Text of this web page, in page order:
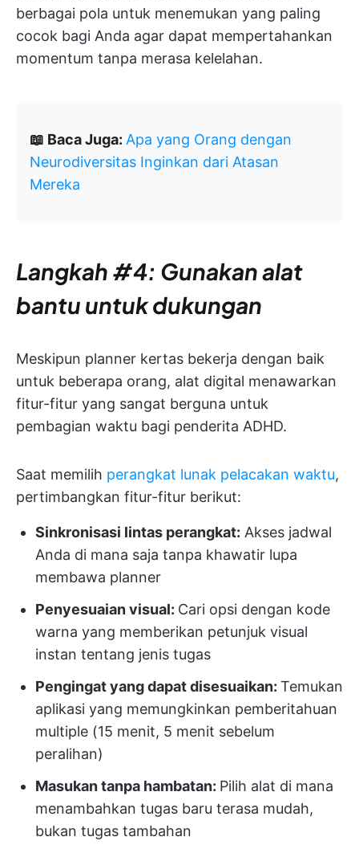
berbagai pola untuk menemukan yang paling
cocok bagi Anda agar dapat mempertahankan
momentum tanpa merasa kelelahan.
📖 Baca Juga: Apa yang Orang dengan
Neurodiversitas Inginkan dari Atasan
Mereka
Langkah #4: Gunakan alat
bantu untuk dukungan
Meskipun planner kertas bekerja dengan baik
untuk beberapa orang, alat digital menawarkan
fitur-fitur yang sangat berguna untuk
pembagian waktu bagi penderita ADHD.
Saat memilih perangkat lunak pelacakan waktu,
pertimbangkan fitur-fitur berikut:
Sinkronisasi lintas perangkat: Akses jadwal
Anda di mana saja tanpa khawatir lupa
membawa planner
Penyesuaian visual: Cari opsi dengan kode
warna yang memberikan petunjuk visual
instan tentang jenis tugas
Pengingat yang dapat disesuaikan: Temukan
aplikasi yang memungkinkan pemberitahuan
multiple (15 menit, 5 menit sebelum
peralihan)
Masukan tanpa hambatan: Pilih alat di mana
menambahkan tugas baru terasa mudah,
bukan tugas tambahan